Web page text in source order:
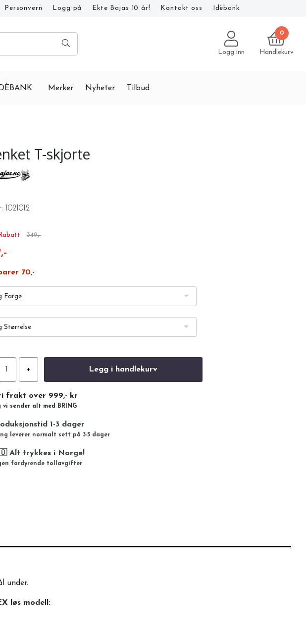
Personvern Logg på Ekte Bajas 10 år! Kontakt oss
Idèbank
Logg inn
0
Handlekurv
IDÈBANK Merker Nyheter Tilbud
T-skjorte
1021012
349,-
70,-
Farge
Størrelse
Legg i handlekurv
frakt over 999,- kr
vi sender alt med BRING
1-3 dager
leverer normalt sett på 3-5 dager
Alt trykkes i Norge!
fordyrende tollavgifter
under.
løs modell: